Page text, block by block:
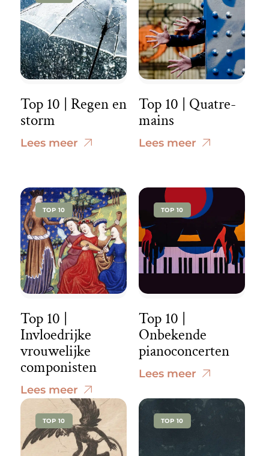
Top 10 | Regen en
storm
Lees meer
Top 10 | Quatre-
mains
Lees meer
TOP 10
Top 10 |
Invloedrijke
vrouwelijke
componisten
Lees meer
TOP 10
Top 10 |
Onbekende
pianoconcerten
Lees meer
TOP 10 TOP 10